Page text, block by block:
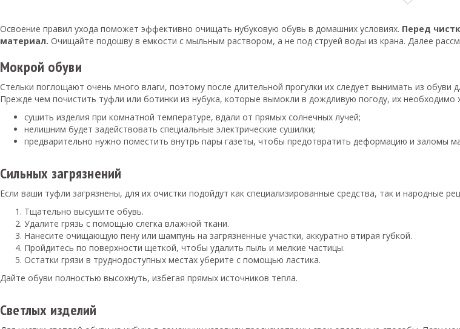
Освоение правил ухода поможет эффективно очищать нубуковую обувь в домашних условиях. Перед
материал. Очищайте подошву в емкости с мыльным раствором, а не под струей воды из крана. Далее
Мокрой обуви
Стельки поглощают очень много влаги, поэтому после длительной прогулки их следует вынимать из
Прежде чем почистить туфли или ботинки из нубука, которые вымокли в дождливую погоду, их
сушить изделия при комнатной температуре, вдали от прямых солнечных лучей;
нелишним будет задействовать специальные электрические сушилки;
предварительно нужно поместить внутрь пары газеты, чтобы предотвратить деформацию и заломы
Сильных загрязнений
Если ваши туфли загрязнены, для их очистки подойдут как специализированные средства, так и народные
Тщательно высушите обувь.
Удалите грязь с помощью слегка влажной ткани.
Нанесите очищающую пену или шампунь на загрязненные участки, аккуратно втирая губкой.
Пройдитесь по поверхности щеткой, чтобы удалить пыль и мелкие частицы.
Остатки грязи в труднодоступных местах уберите с помощью ластика.
Дайте обуви полностью высохнуть, избегая прямых источников тепла.
Светлых изделий